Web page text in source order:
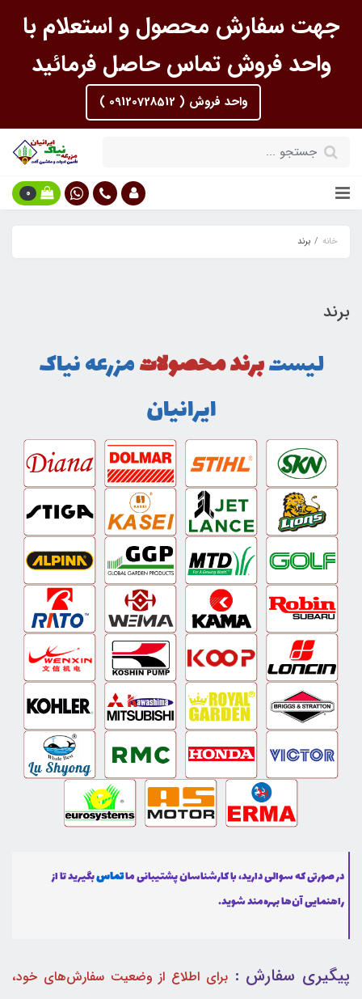
جهت سفارش محصول و استعلام با
واحد فروش تماس حاصل فرمائید
واحد فروش ( 09120728512 )
0
خانه برند
برند
لیستبرند محصولاتمزرعه نیاک
ایرانیان
در صورتی که سوالی دارید، با کارشناسان پشتیبانی ماتماسبگیرید تا از
راهنمایی آن‌ها بهره‌مند شوید.
پیگیری سفارش :برای اطلاع از وضعیت سفارش‌های خود،